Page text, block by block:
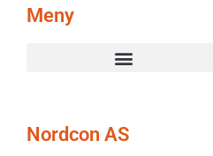
Meny
Nordcon AS